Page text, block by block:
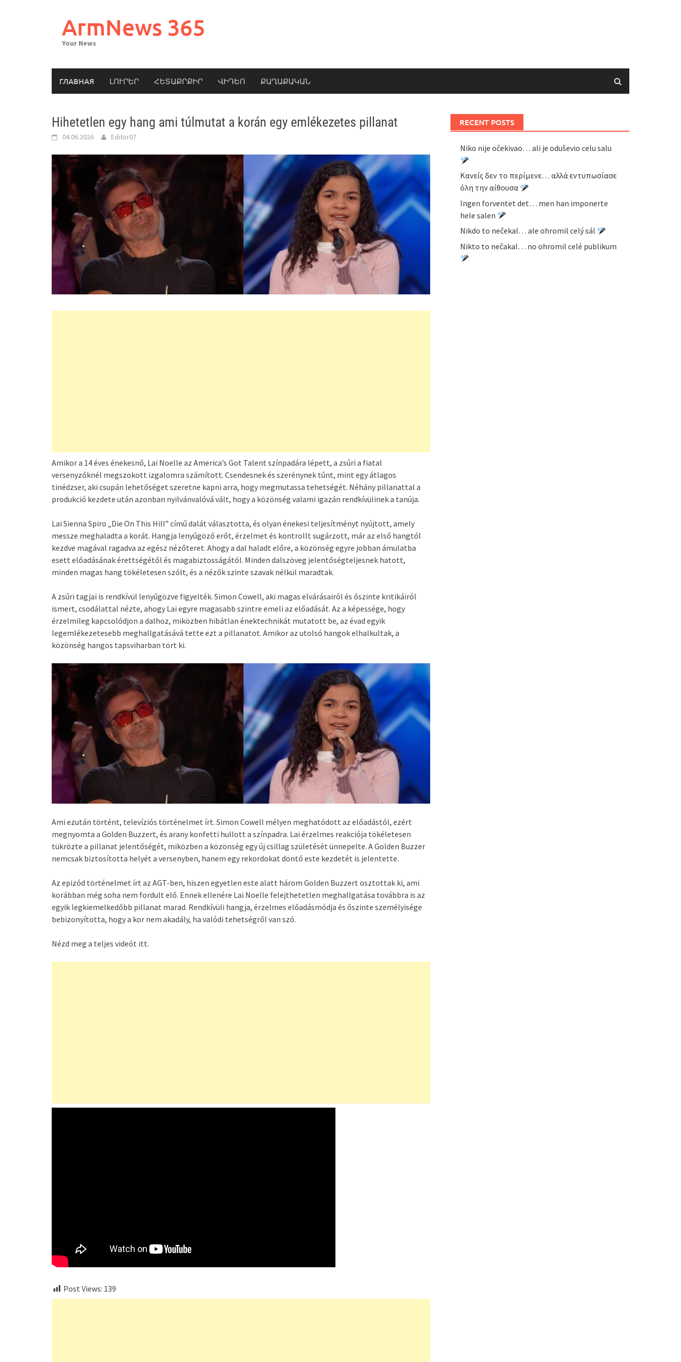
ArmNews 365
Your News
ГЛАВНАЯ ԼՈՒՐԵՐ ՀԵՏԱՔՐՔԻՐ ՎԻԴԵՈ ՔԱՂԱՔԱԿԱՆ
Hihetetlen egy hang ami túlmutat a korán egy emlékezetes pillanat
04.06.2026 Editor07
Amikor a 14 éves énekesnő, Lai Noelle az America’s Got Talent színpadára lépett, a zsűri a fiatal
versenyzőknél megszokott izgalomra számított. Csendesnek és szerénynek tűnt, mint egy átlagos
tinédzser, aki csupán lehetőséget szeretne kapni arra, hogy megmutassa tehetségét. Néhány pillanattal a
produkció kezdete után azonban nyilvánvalóvá vált, hogy a közönség valami igazán rendkívülinek a tanúja.
Lai Sienna Spiro „Die On This Hill” című dalát választotta, és olyan énekesi teljesítményt nyújtott, amely
messze meghaladta a korát. Hangja lenyűgöző erőt, érzelmet és kontrollt sugárzott, már az első hangtól
kezdve magával ragadva az egész nézőteret. Ahogy a dal haladt előre, a közönség egyre jobban ámulatba
esett előadásának érettségétől és magabiztosságától. Minden dalszöveg jelentőségteljesnek hatott,
minden magas hang tökéletesen szólt, és a nézők szinte szavak nélkül maradtak.
A zsűri tagjai is rendkívül lenyűgözve figyelték. Simon Cowell, aki magas elvárásairól és őszinte kritikáiról
ismert, csodálattal nézte, ahogy Lai egyre magasabb szintre emeli az előadását. Az a képessége, hogy
érzelmileg kapcsolódjon a dalhoz, miközben hibátlan énektechnikát mutatott be, az évad egyik
legemlékezetesebb meghallgatásává tette ezt a pillanatot. Amikor az utolsó hangok elhalkultak, a
közönség hangos tapsviharban tört ki.
Ami ezután történt, televíziós történelmet írt. Simon Cowell mélyen meghatódott az előadástól, ezért
megnyomta a Golden Buzzert, és arany konfetti hullott a színpadra. Lai érzelmes reakciója tökéletesen
tükrözte a pillanat jelentőségét, miközben a közönség egy új csillag születését ünnepelte. A Golden Buzzer
nemcsak biztosította helyét a versenyben, hanem egy rekordokat döntő este kezdetét is jelentette.
Az epizód történelmet írt az AGT-ben, hiszen egyetlen este alatt három Golden Buzzert osztottak ki, ami
korábban még soha nem fordult elő. Ennek ellenére Lai Noelle felejthetetlen meghallgatása továbbra is az
egyik legkiemelkedőbb pillanat marad. Rendkívüli hangja, érzelmes előadásmódja és őszinte személyisége
bebizonyította, hogy a kor nem akadály, ha valódi tehetségről van szó.
Nézd meg a teljes videót itt.
Post Views: 139
RECENT POSTS
Niko nije očekivao… ali je oduševio celu salu
Κανείς δεν το περίμενε… αλλά εντυπωσίασε
όλη την αίθουσα
Ingen forventet det… men han imponerte
hele salen
Nikdo to nečekal… ale ohromil celý sál
Nikto to nečakal… no ohromil celé publikum